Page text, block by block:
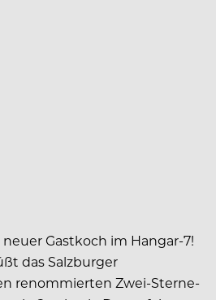
Gastkoch im Hangar-7!
das Salzburger
renommierten Zwei-Sterne-